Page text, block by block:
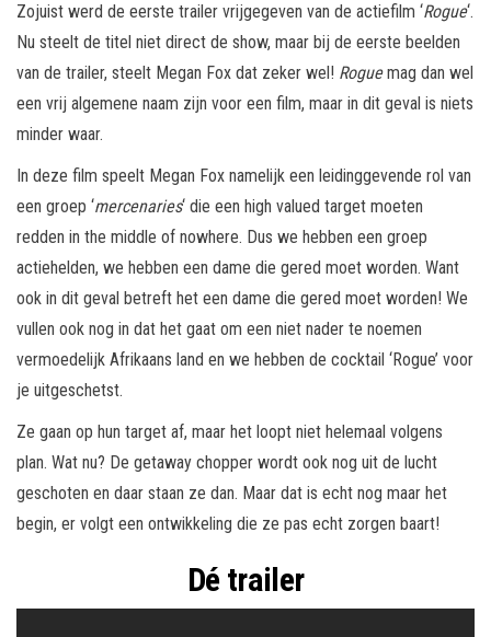
Zojuist werd de eerste trailer vrijgegeven van de actiefilm ‘Rogue‘.
Nu steelt de titel niet direct de show, maar bij de eerste beelden
van de trailer, steelt Megan Fox dat zeker wel! Roguemag dan wel
een vrij algemene naam zijn voor een film, maar in dit geval is niets
minder waar.
In deze film speelt Megan Fox namelijk een leidinggevende rol van
een groep ‘mercenaries‘ die een high valued target moeten
redden in the middle of nowhere. Dus we hebben een groep
actiehelden, we hebben een dame die gered moet worden. Want
ook in dit geval betreft het een dame die gered moet worden! We
vullen ook nog in dat het gaat om een niet nader te noemen
vermoedelijk Afrikaans land en we hebben de cocktail ‘Rogue’ voor
je uitgeschetst.
Ze gaan op hun target af, maar het loopt niet helemaal volgens
plan. Wat nu? De getaway chopper wordt ook nog uit de lucht
geschoten en daar staan ze dan. Maar dat is echt nog maar het
begin, er volgt een ontwikkeling die ze pas echt zorgen baart!
Dé trailer